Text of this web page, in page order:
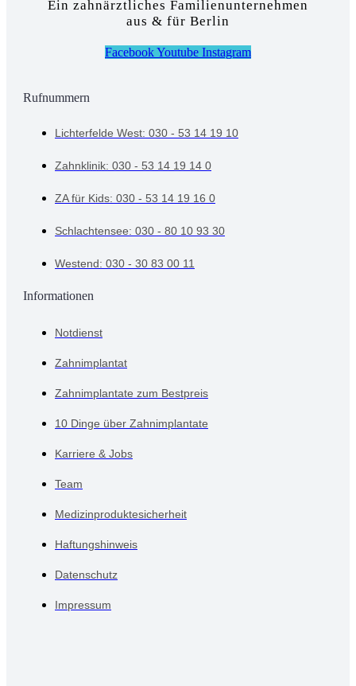
Ein zahnärztliches Familienunternehmen
aus & für Berlin
FacebookYoutube Instagram
Rufnummern
Lichterfelde West: 030 - 53 14 19 10
Zahnklinik: 030 - 53 14 19 14 0
ZA für Kids: 030 - 53 14 19 16 0
Schlachtensee: 030 - 80 10 93 30
Westend: 030 - 30 83 00 11
Informationen
Notdienst
Zahnimplantat
Zahnimplantate zum Bestpreis
10 Dinge über Zahnimplantate
Karriere & Jobs
Team
Medizinproduktesicherheit
Haftungshinweis
Datenschutz
Impressum